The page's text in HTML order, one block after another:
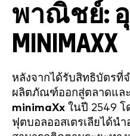
พาณิชย์:
MINIMAXX
หลังจากได้รับสิทธิบัตร
ผลิตภัณฑ์ออกสู่ตลาดแล
minimaXx ในปี 2549
ฟุตบอลออสเตรเลียได้น